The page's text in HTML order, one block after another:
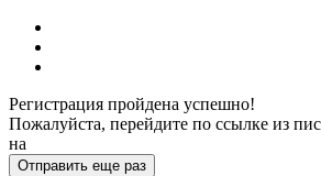
Регистрация пройдена успешно!
Пожалуйста, перейдите по ссылке из
на
Отправить еще раз